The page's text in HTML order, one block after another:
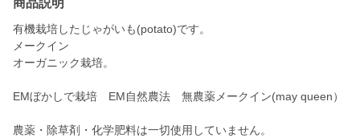
商品説明
有機栽培したじゃがいも(potato)です。
メークイン
オーガニック栽培。
EMぼかしで栽培 EM自然農法 無農薬メークイン(may queen）